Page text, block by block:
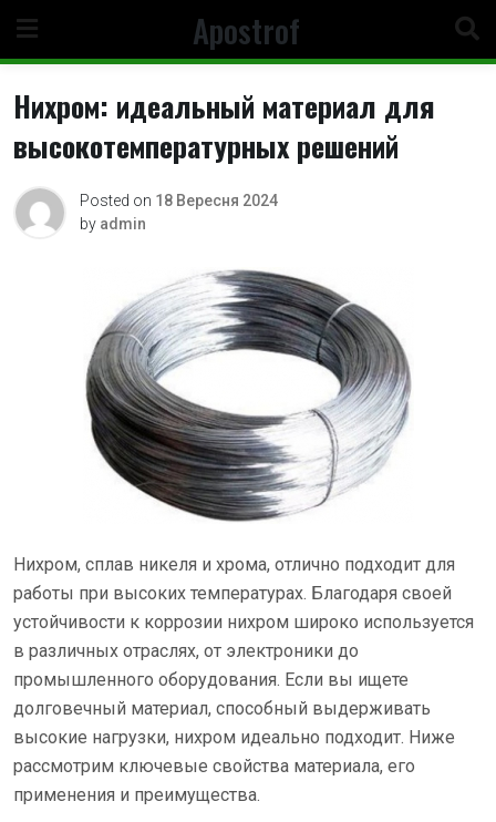
content
Apostrof
Нихром: идеальный материал для
высокотемпературных решений
Posted on 18 Вересня 2024
by admin
Нихром, сплав никеля и хрома, отлично подходит для
работы при высоких температурах. Благодаря своей
устойчивости к коррозии нихром широко используется
в различных отраслях, от электроники до
промышленного оборудования. Если вы ищете
долговечный материал, способный выдерживать
высокие нагрузки, нихром идеально подходит. Ниже
рассмотрим ключевые свойства материала, его
применения и преимущества.